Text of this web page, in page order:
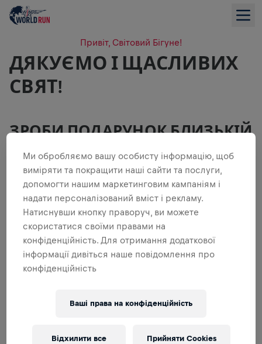
Привіт, Світовий Бігуне!
ДЯКУЄМО І ЩАСЛИВИХ
СВЯТ!
ЗРОБИ ПОДАРУНОК БЛИЗЬКІЙ
ЛЮДИНІ ТА ПОДВОЙ НАДІЮ
Твоя підтримка дає надію мільйонам постраждалих по
всьому світу – щиро дякуємо тобі!
ПОДАРУЙ ВАУЧЕР НА ЗАБІГ З ДОДАТКОМ
ПОДАРУЙ ВАУЧЕР НА FLAGSHIP ЗАБІГ
Ми обробляємо вашу особисту інформацію, щоб
виміряти та покращити наші сайти та послуги,
допомогти нашим маркетинговим кампаніям і
надати персоналізований вміст і рекламу.
Натиснувши кнопку праворуч, ви можете
скористатися своїми правами на
конфіденційність. Для отримання додаткової
інформації дивіться наше повідомлення про
конфіденційність
Ваші права на конфіденційність
Відхилити все Прийняти Cookies